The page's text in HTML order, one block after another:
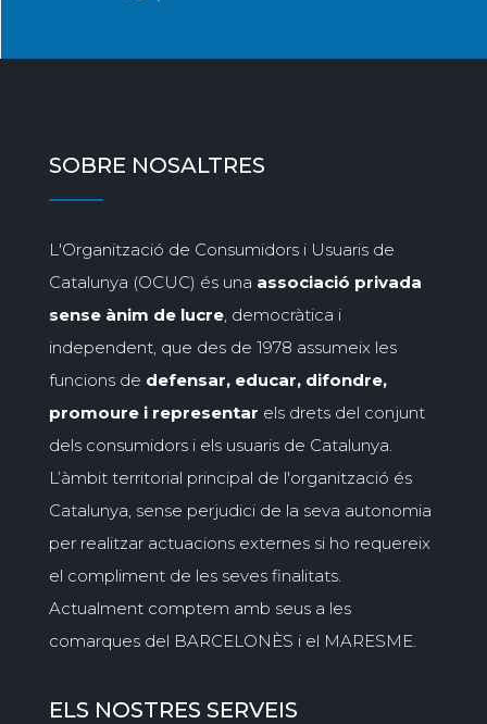
SOBRE NOSALTRES
L'Organització de Consumidors i Usuaris de
Catalunya (OCUC) és una associació privada
sense ànim de lucre, democràtica i
independent, que des de 1978 assumeix les
funcions de defensar, educar, difondre,
promoure i representar els drets del conjunt
dels consumidors i els usuaris de Catalunya.
L’àmbit territorial principal de l'organització és
Catalunya, sense perjudici de la seva autonomia
per realitzar actuacions externes si ho requereix
el compliment de les seves finalitats.
Actualment comptem amb seus a les
comarques del BARCELONÈS i el MARESME.
ELS NOSTRES SERVEIS